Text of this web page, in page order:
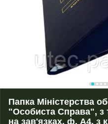
Папка Міністерства
"Особиста Справа", з
на зав'язках, ф. А4, з